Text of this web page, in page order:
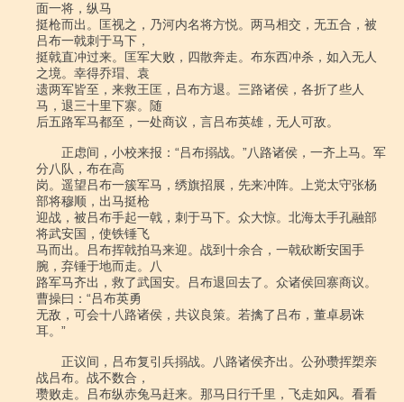
面一将，纵马
挺枪而出。匡视之，乃河内名将方悦。两马相交，无五合，被
吕布一戟刺于马下，
挺戟直冲过来。匡军大败，四散奔走。布东西冲杀，如入无人
之境。幸得乔瑁、袁
遗两军皆至，来救王匡，吕布方退。三路诸侯，各折了些人
马，退三十里下寨。随
后五路军马都至，一处商议，言吕布英雄，无人可敌。
正虑间，小校来报：“吕布搦战。”八路诸侯，一齐上马。军
分八队，布在高
岗。遥望吕布一簇军马，绣旗招展，先来冲阵。上党太守张杨
部将穆顺，出马挺枪
迎战，被吕布手起一戟，刺于马下。众大惊。北海太手孔融部
将武安国，使铁锤飞
马而出。吕布挥戟拍马来迎。战到十余合，一戟砍断安国手
腕，弃锤于地而走。八
路军马齐出，救了武国安。吕布退回去了。众诸侯回寨商议。
曹操曰：“吕布英勇
无敌，可会十八路诸侯，共议良策。若擒了吕布，董卓易诛
耳。”
正议间，吕布复引兵搦战。八路诸侯齐出。公孙瓒挥槊亲
战吕布。战不数合，
瓒败走。吕布纵赤兔马赶来。那马日行千里，飞走如风。看看